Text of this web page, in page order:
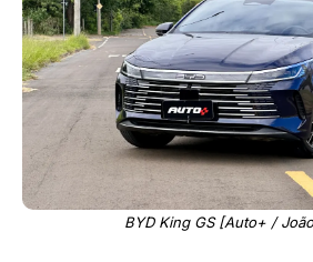
BYD King GS [Auto+ /